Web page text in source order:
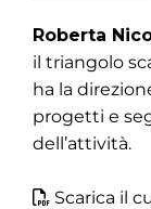
Roberta
il triangolo
ha la
progetti e
dell’attività.
Scarica il